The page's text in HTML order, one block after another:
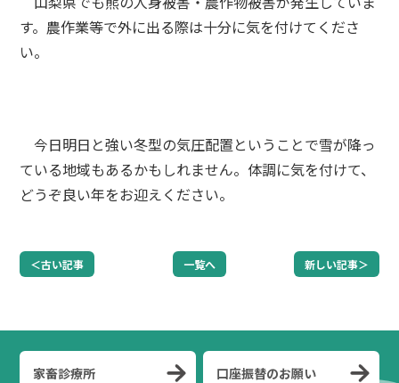
す。農作業等で外に出る際は十分に気を付けてくださ
い。
今日明日と強い冬型の気圧配置ということで雪が降っ
ている地域もあるかもしれません。体調に気を付けて、
どうぞ良い年をお迎えください。
＜古い記事 一覧へ 新しい記事＞
家畜診療所 口座振替のお願い